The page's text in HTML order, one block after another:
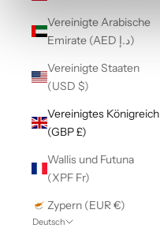
Vereinigte Arabische
Emirate (AED د.إ)
Vereinigte Staaten
(USD $)
Vereinigtes Königreich
(GBP £)
Wallis und Futuna
(XPF Fr)
Zypern (EUR €)
Deutsch